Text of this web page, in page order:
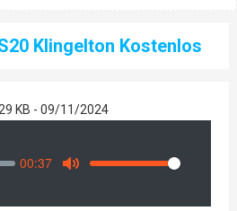
Klingelton Kostenlos
KB - 09/11/2024
00:37
Volume